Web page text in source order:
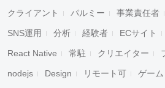
クライアント パルミー 事業責任者
SNS運用 分析 経験者 ECサイト
React Native 常駐 クリエイター
nodejs Design リモート可 ゲーム